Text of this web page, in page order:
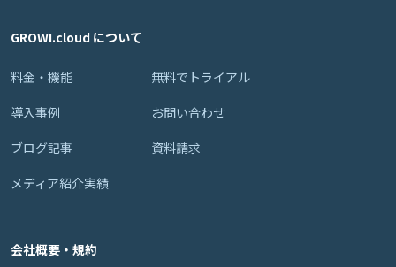
GROWI.cloud について
料金・機能
導入事例
ブログ記事
メディア紹介実績
無料でトライアル
お問い合わせ
資料請求
会社概要・規約